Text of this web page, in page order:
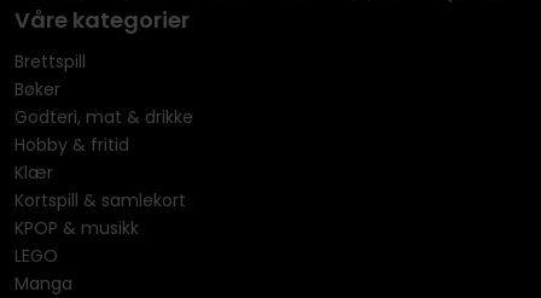
Våre kategorier
Brettspill
Bøker
Godteri, mat & drikke
Hobby & fritid
Klær
Kortspill & samlekort
KPOP & musikk
LEGO
Manga